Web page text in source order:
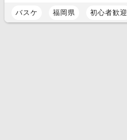
バスケ 福岡県 初心者歓迎